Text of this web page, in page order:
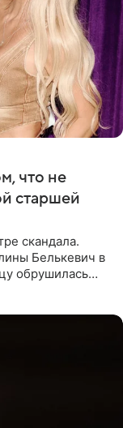
что не
старшей
скандала.
Белькевич в
обрушилась